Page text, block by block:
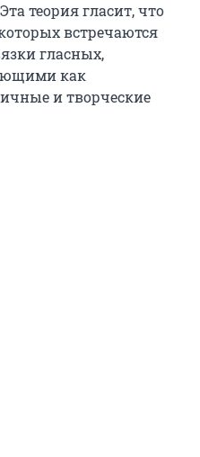
Эта теория гласит, что
встречаются
гласных,
как
и творческие